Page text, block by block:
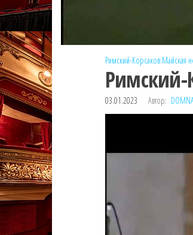
Римский-Корсаков Майская
Римский-
03.01.2023 Автор: